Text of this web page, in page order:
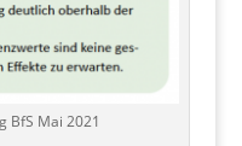
BfS Mai 2021